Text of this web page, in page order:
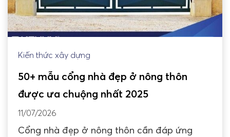
Kiến thức xây dựng
50+ mẫu cổng nhà đẹp ở nông thôn
được ưa chuộng nhất 2025
11/07/2026
Cổng nhà đẹp ở nông thôn cần đáp ứng